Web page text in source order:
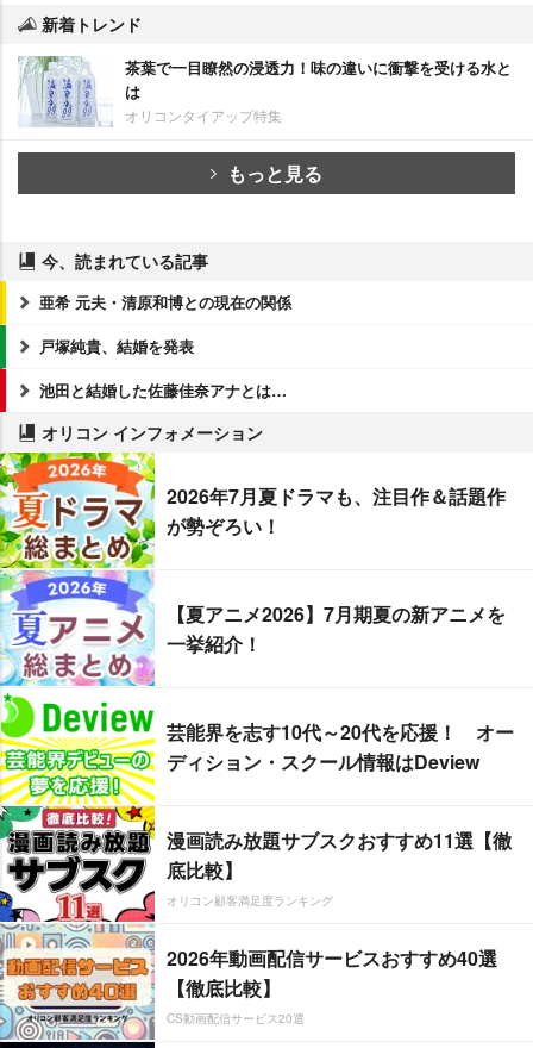
新着トレンド
茶葉で一目瞭然の浸透力！味の違いに衝撃を受ける水と
は
オリコンタイアップ特集
もっと見る
今、読まれている記事
亜希 元夫・清原和博との現在の関係
戸塚純貴、結婚を発表
池田と結婚した佐藤佳奈アナとは…
オリコン インフォメーション
2026年7月夏ドラマも、注目作＆話題作
が勢ぞろい！
【夏アニメ2026】7月期夏の新アニメを
一挙紹介！
芸能界を志す10代～20代を応援！ オー
ディション・スクール情報はDeview
漫画読み放題サブスクおすすめ11選【徹
底比較】
オリコン顧客満足度ランキング
2026年動画配信サービスおすすめ40選
【徹底比較】
CS動画配信サービス20選